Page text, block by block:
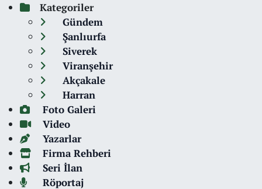
Kategoriler
Gündem
Şanlıurfa
Siverek
Viranşehir
Akçakale
Harran
Foto Galeri
Video
Yazarlar
Firma Rehberi
Seri İlan
Röportaj